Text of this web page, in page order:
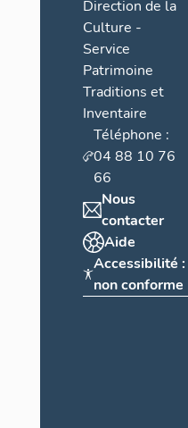
Direction de la
Culture -
Service
Patrimoine
Traditions et
Inventaire
Téléphone :
04 88 10 76
66
Nous
contacter
Aide
Accessibilité :
non conforme